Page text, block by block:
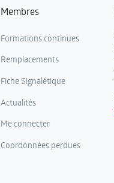
Membres
Formations continues
Remplacements
Fiche Signalétique
Actualités
Me connecter
Coordonnées perdues